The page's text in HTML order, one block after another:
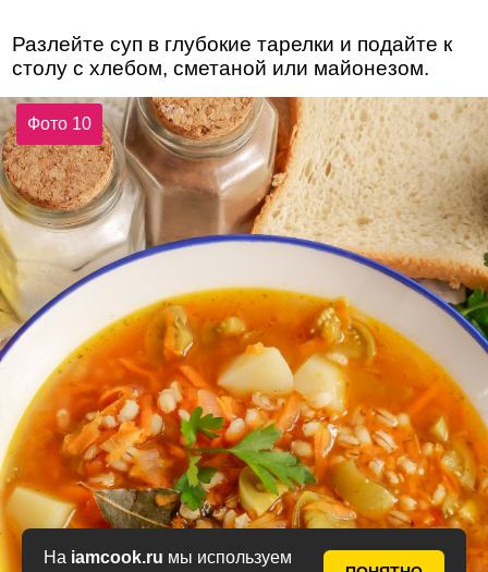
На iamcook.ru мы используем
Разлейте суп в глубокие тарелки и подайте к
столу с хлебом, сметаной или майонезом.
Фото 10